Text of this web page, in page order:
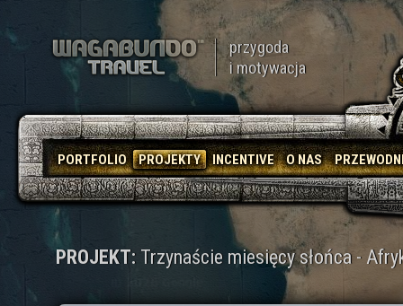
przygoda
i motywacja
PORTFOLIO PROJEKTY INCENTIVE O NAS
PROJEKT: Trzynaście miesięcy słońca -